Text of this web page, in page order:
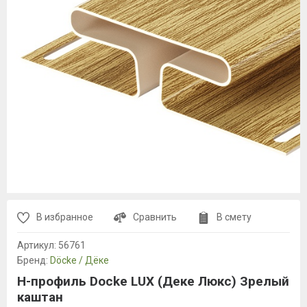
В избранное Сравнить В смету
Артикул: 56761
Бренд: Döcke / Дёке
H-профиль Docke LUX (Деке Люкс) Зрелый
каштан